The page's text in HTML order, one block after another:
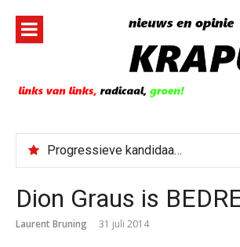
inhoud
Bestorming Ceuta gevolg van op sociale media verspreide hoax?
Dion Graus is
Laurent Bruning 31 juli 2014